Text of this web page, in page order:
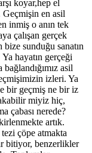
koyar,hep el
Geçmişin en asil
inmiş o anın tek
çalışan gerçek
bize sunduğu sanatın
hayatın gerçeği
asil
izleri. Ya
bir geçmiş ne bir iz
miyiz hiç,
çabası nerede?
artık.
çöpe atmakta
bitiyor, benzerlikler